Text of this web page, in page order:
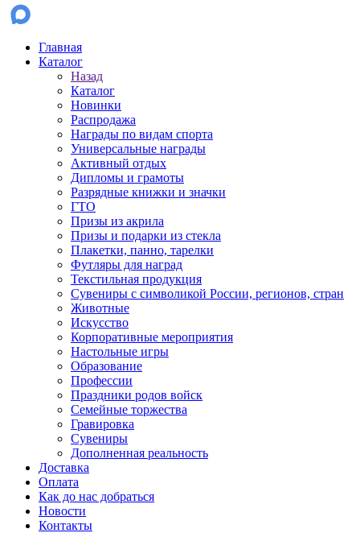
Главная
Каталог
Назад
Каталог
Новинки
Распродажа
Награды по видам спорта
Универсальные награды
Активный отдых
Дипломы и грамоты
Разрядные книжки и значки
ГТО
Призы из акрила
Призы и подарки из стекла
Плакетки, панно, тарелки
Футляры для наград
Текстильная продукция
Сувениры с символикой России, регионов, стран
Животные
Искусство
Корпоративные мероприятия
Настольные игры
Образование
Профессии
Праздники родов войск
Семейные торжества
Гравировка
Сувениры
Дополненная реальность
Доставка
Оплата
Как до нас добраться
Новости
Контакты